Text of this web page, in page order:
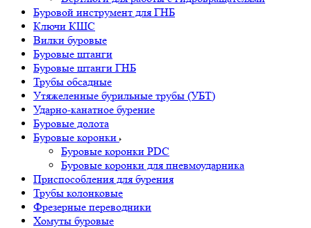
Буровой инструмент для ГНБ
Ключи КШС
Вилки буровые
Буровые штанги
Буровые штанги ГНБ
Трубы обсадные
Утяжеленные бурильные трубы (УБТ)
Ударно-канатное бурение
Буровые долота
Буровые коронки
Буровые коронки PDC
Буровые коронки для пневмоударника
Приспособления для бурения
Трубы колонковые
Фрезерные переводники
Хомуты буровые